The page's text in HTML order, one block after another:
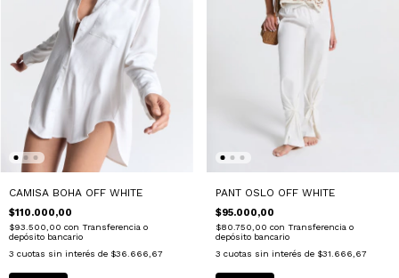
CAMISA BOHA OFF WHITE
$110.000,00
$93.500,00 con Transferencia o
depósito bancario
3 cuotas sin interés de $36.666,67
PANT OSLO OFF WHITE
$95.000,00
$80.750,00 con Transferencia o
depósito bancario
3 cuotas sin interés de $31.666,67